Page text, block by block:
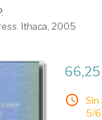
Ithaca, 2005
66,25
Sin
5/6